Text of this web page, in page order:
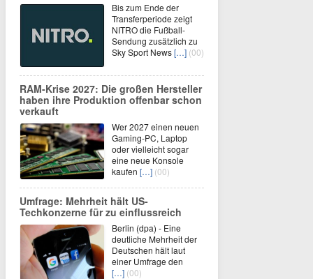
Bis zum Ende der
Transferperiode zeigt
NITRO die Fußball-
Sendung zusätzlich zu
Sky Sport News[…] (00)
RAM-Krise 2027: Die großen Hersteller
haben ihre Produktion offenbar schon
verkauft
Wer 2027 einen neuen
Gaming-PC, Laptop
oder vielleicht sogar
eine neue Konsole
kaufen […] (00)
Umfrage: Mehrheit hält US-
Techkonzerne für zu einflussreich
Berlin (dpa) - Eine
deutliche Mehrheit der
Deutschen hält laut
einer Umfrage den
[…] (00)